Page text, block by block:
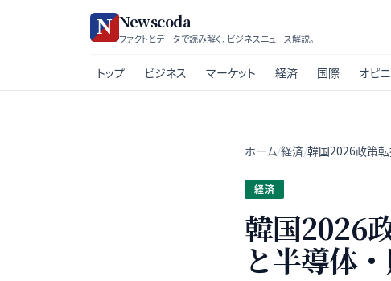
Newscoda
ファクトとデータで読み解く、ビジネスニュース解説。
トップ ビジネス マーケット 経済 国際 オピ
ホーム/経済/韓国2026政策
経済
韓国2026
と半導体